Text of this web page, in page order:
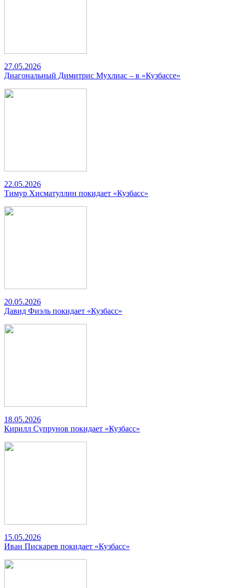
27.05.2026
Диагональный Димитрис Мухлиас – в «Кузбассе»
22.05.2026
Тимур Хисматуллин покидает «Кузбасс»
20.05.2026
Давид Фиэль покидает «Кузбасс»
18.05.2026
Кирилл Супрунов покидает «Кузбасс»
15.05.2026
Иван Пискарев покидает «Кузбасс»